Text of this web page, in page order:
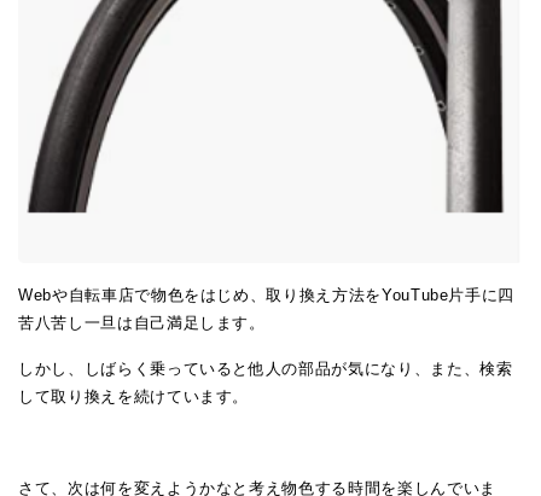
Webや自転車店で物色をはじめ、取り換え方法をYouTube片手に四
苦八苦し一旦は自己満足します。
しかし、しばらく乗っていると他人の部品が気になり、また、検索
して取り換えを続けています。
さて、次は何を変えようかなと考え物色する時間を楽しんでいま